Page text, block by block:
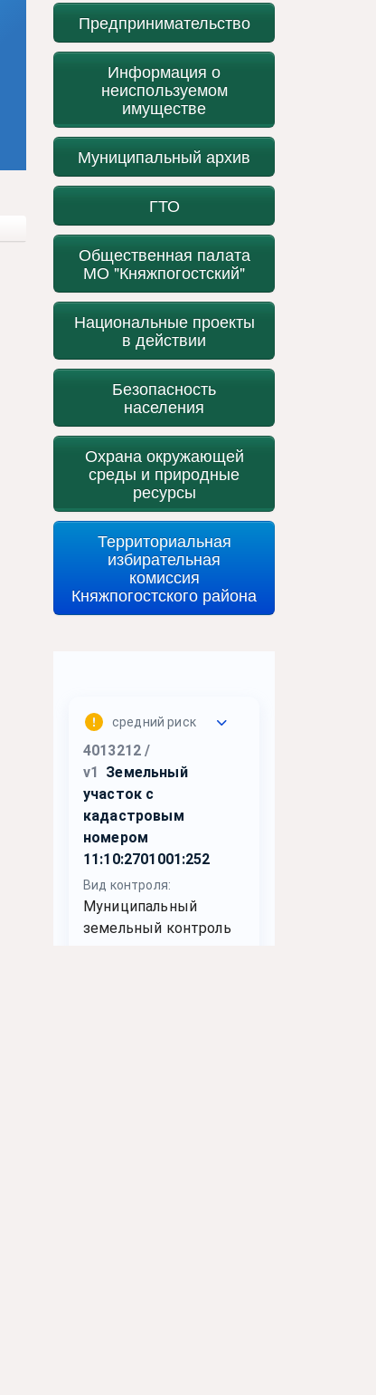
Предпринимательство
Информация о
неиспользуемом
имуществе
Муниципальный архив
ГТО
Общественная палата
МО "Княжпогостский"
Национальные проекты
в действии
Безопасность
населения
Охрана окружающей
среды и природные
ресурсы
Территориальная
избирательная
комиссия
Княжпогостского района